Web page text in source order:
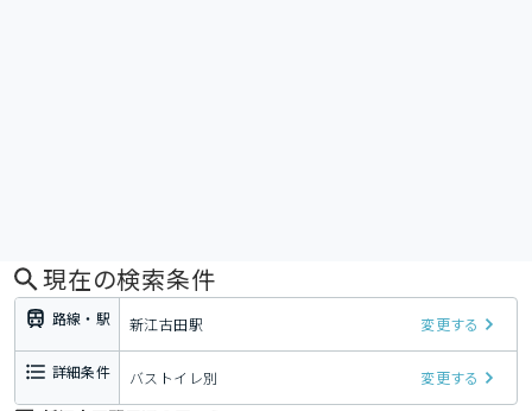
現在の検索条件
路線・駅 新江古田駅 変更する
詳細条件 バストイレ別 変更する